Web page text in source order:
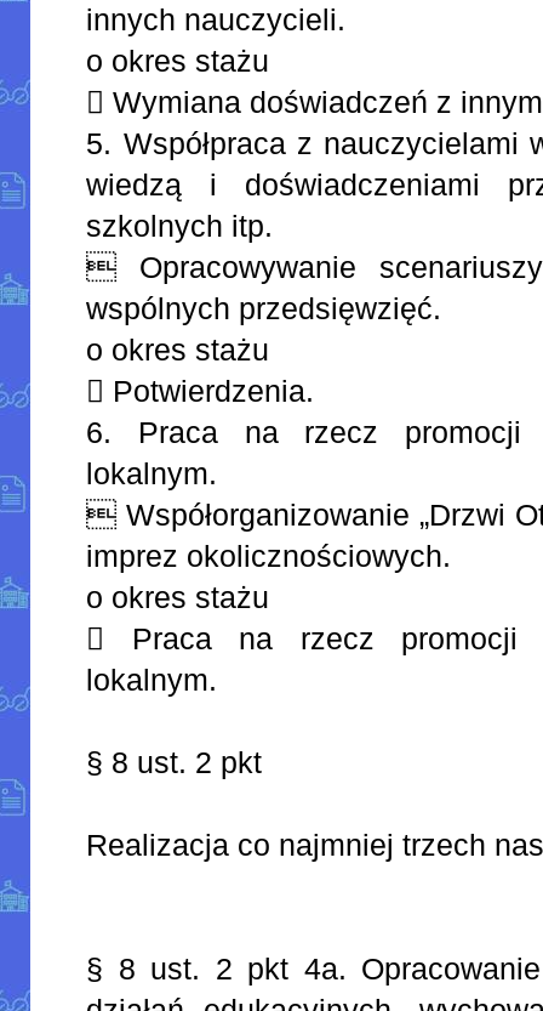
innych nauczycieli.
o okres stażu
 Wymiana doświadczeń z
5. Współpraca z nauczycielami
wiedzą i doświadczeniami
szkolnych itp.
 Opracowywanie
wspólnych przedsięwzięć.
o okres stażu
 Potwierdzenia.
6. Praca na rzecz promocji
lokalnym.
 Współorganizowanie „Drzwi
imprez okolicznościowych.
o okres stażu
 Praca na rzecz promocji
lokalnym.
§ 8 ust. 2 pkt
Realizacja co najmniej trzech
§ 8 ust. 2 pkt 4a.